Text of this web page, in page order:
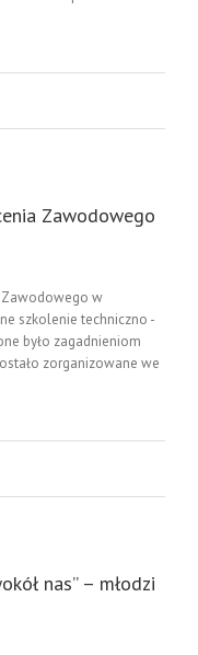
Zawodowego
Zawodowego w
szkolenie techniczno -
było zagadnieniom
zorganizowane we
nas” – młodzi